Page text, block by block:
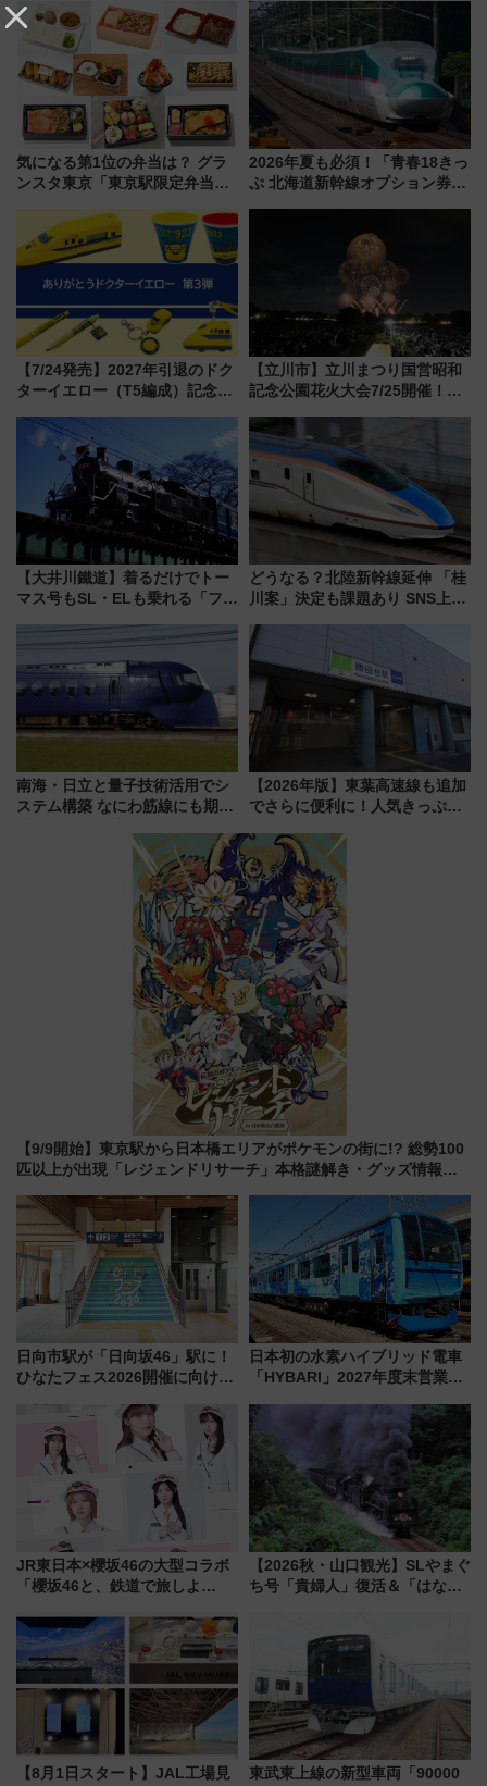
気になる第1位の弁当は？ グラ
ンスタ東京「東京駅限定弁当
2026年夏も必須！「青春18きっ
ぷ 北海道新幹線オプション券」
【7/24発売】2027年引退のドク
ターイエロー（T5編成）記念グ
送の目覚まし時計など通販・販
売店舗まとめ
【立川市】立川まつり国営昭和
記念公園花火大会7/25開催！
混雑に要注意、その理由は
【大井川鐵道】着るだけでトー
マス号もSL・ELも乗れる「フリ
受注販売
どうなる？北陸新幹線延伸 「桂
川案」決定も課題あり SNS上の
南海・日立と量子技術活用でシ
ステム構築 なにわ筋線にも期待
【2026年版】東葉高速線も追加
でさらに便利に！人気きっぷ
今年も発売 秋・早春に千葉県を
巡るなら使い勝手・コスパ抜群
【9/9開始】東京駅から日本橋エリアがポケモンの街に!? 総勢100
匹以上が出現「レジェンドリサーチ」本格謎解き・グッズ情報ま
日向市駅が「日向坂46」駅に！
ひなたフェス2026開催に向けJR
全力応援 夜行列車「ドリーム
おひさま号」も走る
日本初の水素ハイブリッド電車
「HYBARI」2027年度末営業運
で水素利活用が加速
JR東日本×櫻坂46の大型コラボ
「櫻坂46と、鉄道で旅しよ
潟・長野・庄内へ
【2026秋・山口観光】SLやまぐ
ち号「貴婦人」復活＆「はなあ
り方は？
【8月1日スタート】JAL工場見
東武東上線の新型車両「90000